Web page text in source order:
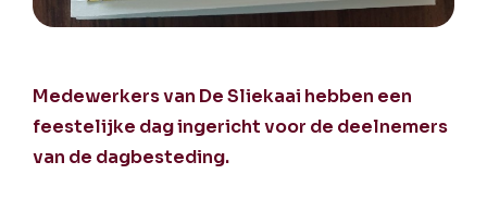
Medewerkers van De Sliekaai hebben een
feestelijke dag ingericht voor de deelnemers
van de dagbesteding.